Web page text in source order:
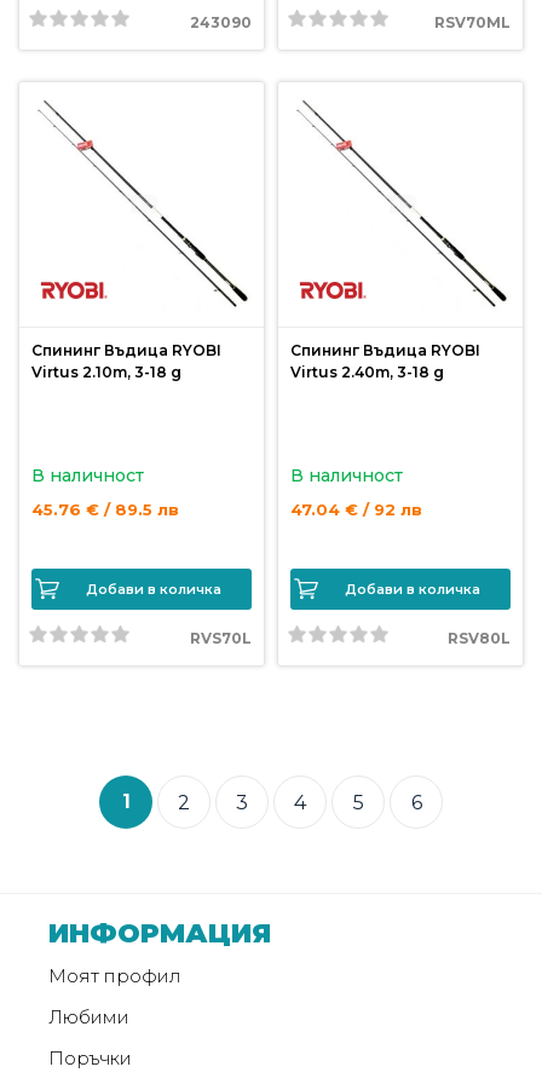
243090 RSV70ML
Спининг Въдица RYOBI
Virtus 2.10m, 3-18 g
В наличност
45.76 € / 89.5 лв
Добави в количка
RVS70L
Спининг Въдица RYOBI
Virtus 2.40m, 3-18 g
В наличност
47.04 € / 92 лв
Добави в количка
RSV80L
1 2 3 4 5 6
ИНФОРМАЦИЯ
Моят профил
Любими
Поръчки